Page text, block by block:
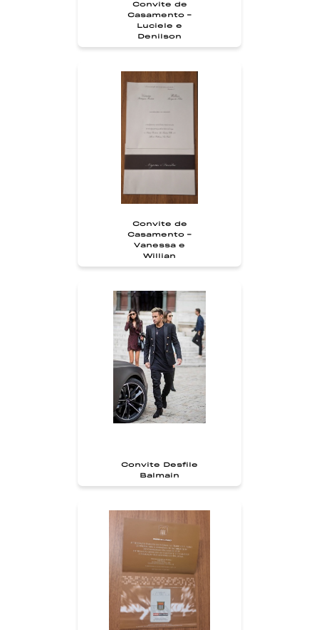
Convite de
Casamento -
Luciele e
Denilson
Convite de
Casamento -
Vanessa e
Willian
Convite Desfile
Balmain